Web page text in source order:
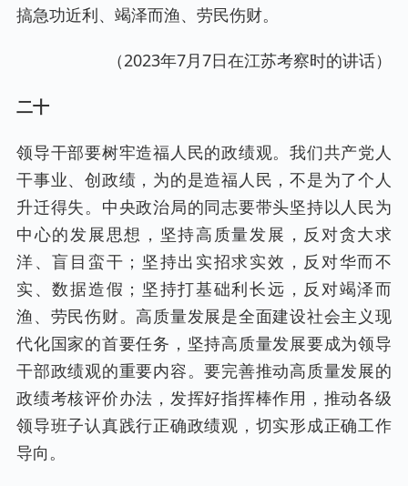
搞急功近利、竭泽而渔、劳民伤财。
（2023年7月7日在江苏考察时的讲话）
二十
领导干部要树牢造福人民的政绩观。我们共产党人
干事业、创政绩，为的是造福人民，不是为了个人
升迁得失。中央政治局的同志要带头坚持以人民为
中心的发展思想，坚持高质量发展，反对贪大求
洋、盲目蛮干；坚持出实招求实效，反对华而不
实、数据造假；坚持打基础利长远，反对竭泽而
渔、劳民伤财。高质量发展是全面建设社会主义现
代化国家的首要任务，坚持高质量发展要成为领导
干部政绩观的重要内容。要完善推动高质量发展的
政绩考核评价办法，发挥好指挥棒作用，推动各级
领导班子认真践行正确政绩观，切实形成正确工作
导向。